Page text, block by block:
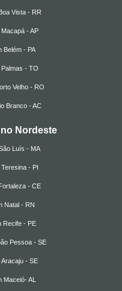
Vista - RR
- AP
Belém - PA
- TO
Velho - RO
Branco - AC
Nordeste
Luís - MA
- PI
- CE
Natal - RN
Recife - PE
Pessoa - SE
- SE
AL